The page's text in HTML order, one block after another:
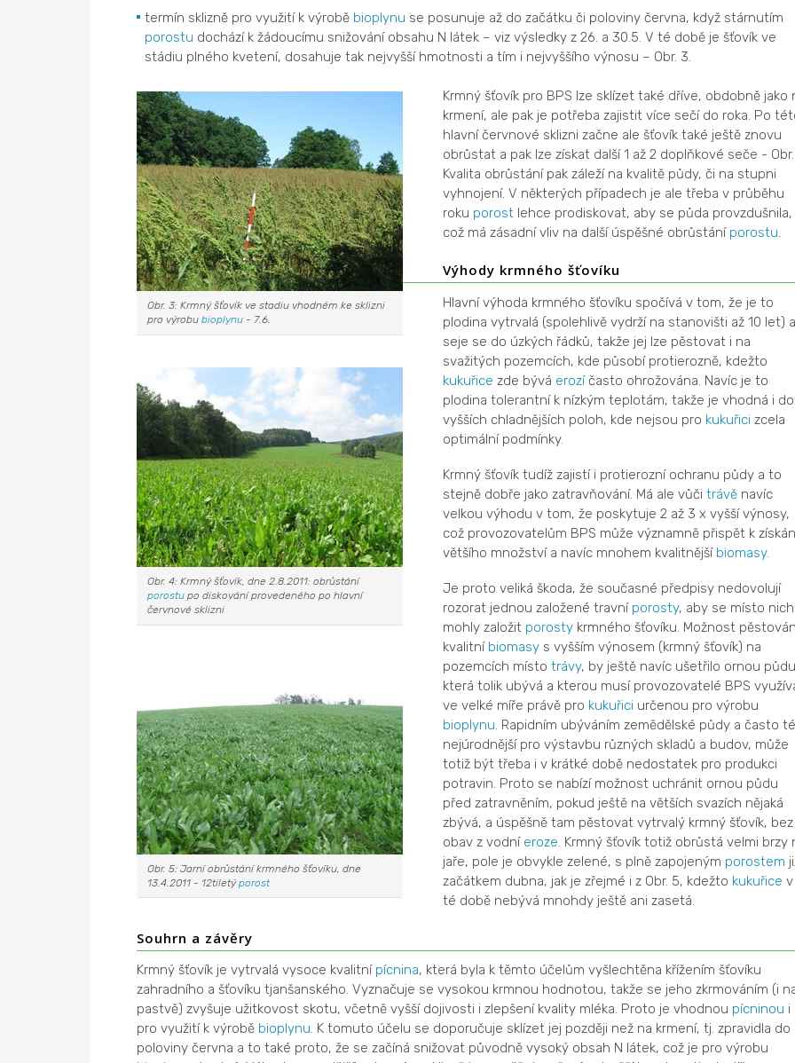
termín sklizně pro využití k výrobě bioplynu se posunuje až do začátku či poloviny června, když stárnutím
porostu dochází k žádoucímu snižování obsahu N látek – viz výsledky z 26. a 30.5. V té době je šťovík ve
stádiu plného kvetení, dosahuje tak nejvyšší hmotnosti a tím i nejvyššího výnosu – Obr. 3.
Obr. 3: Krmný šťovík ve stadiu vhodném ke sklizni
pro výrobu bioplynu- 7.6.
Krmný šťovík pro BPS lze sklízet také dříve, obdobně jako
krmení, ale pak je potřeba zajistit více sečí do roka. Po
hlavní červnové sklizni začne ale šťovík také ještě znovu
obrůstat a pak lze získat další 1 až 2 doplňkové seče -
Kvalita obrůstání pak záleží na kvalitě půdy, či na stupni
vyhnojení. V některých případech je ale třeba v průběhu
roku porostlehce prodiskovat, aby se půda provzdušnila,
což má zásadní vliv na další úspěšné obrůstání porostu.
Obr. 4: Krmný šťovík, dne 2.8.2011: obrůstání
porostupo diskování provedeného po hlavní
červnové sklizni
Výhody krmného šťovíku
Hlavní výhoda krmného šťovíku spočívá v tom, že je to
plodina vytrvalá (spolehlivě vydrží na stanovišti až 10 let) a
seje se do úzkých řádků, takže jej lze pěstovat i na
svažitých pozemcích, kde působí protierozně, kdežto
kukuřice zde bývá erozíčasto ohrožována. Navíc je to
plodina tolerantní k nízkým teplotám, takže je vhodná i do
vyšších chladnějších poloh, kde nejsou pro kukuřici zcela
optimální podmínky.
Krmný šťovík tudíž zajistí i protierozní ochranu půdy a to
stejně dobře jako zatravňování. Má ale vůči trávěnavíc
velkou výhodu v tom, že poskytuje 2 až 3 x vyšší výnosy,
což provozovatelům BPS může významně přispět k
většího množství a navíc mnohem kvalitnější biomasy.
Obr. 5: Jarní obrůstání krmného šťovíku, dne
13.4.2011 - 12tiletýporost
Je proto veliká škoda, že současné předpisy nedovolují
rozorat jednou založené travní porosty, aby se místo nich
mohly založit porostykrmného šťovíku. Možnost
kvalitní biomasys vyšším výnosem (krmný šťovík) na
pozemcích místo trávy, by ještě navíc ušetřilo ornou
která tolik ubývá a kterou musí provozovatelé BPS
ve velké míře právě pro kukuřici určenou pro výrobu
bioplynu . Rapidním ubýváním zemědělské půdy a často té
nejúrodnější pro výstavbu různých skladů a budov, může
totiž být třeba i v krátké době nedostatek pro produkci
potravin. Proto se nabízí možnost uchránit ornou půdu
před zatravněním, pokud ještě na větších svazích nějaká
zbývá, a úspěšně tam pěstovat vytrvalý krmný šťovík, bez
obav z vodní eroze . Krmný šťovík totiž obrůstá velmi brzy
jaře, pole je obvykle zelené, s plně zapojeným porostem
začátkem dubna, jak je zřejmé i z Obr. 5, kdežto kukuřice v
té době nebývá mnohdy ještě ani zasetá.
Souhrn a závěry
Krmný šťovík je vytrvalá vysoce kvalitní pícnina, která byla k těmto účelům vyšlechtěna křížením šťovíku
zahradního a šťovíku tjanšanského. Vyznačuje se vysokou krmnou hodnotou, takže se jeho zkrmováním (i
pastvě) zvyšuje užitkovost skotu, včetně vyšší dojivosti i zlepšení kvality mléka. Proto je vhodnou pícninou i
pro využití k výrobě bioplynu. K tomuto účelu se doporučuje sklízet jej později než na krmení, tj. zpravidla do
poloviny června a to také proto, že se začíná snižovat původně vysoký obsah N látek, což je pro výrobu